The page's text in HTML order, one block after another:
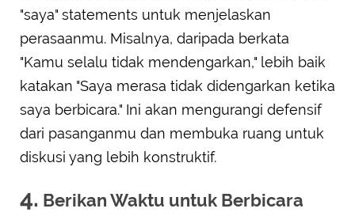
"saya" statements untuk menjelaskan
perasaanmu. Misalnya, daripada berkata
"Kamu selalu tidak mendengarkan," lebih baik
katakan "Saya merasa tidak didengarkan ketika
saya berbicara." Ini akan mengurangi defensif
dari pasanganmu dan membuka ruang untuk
diskusi yang lebih konstruktif.
4. Berikan Waktu untuk Berbicara